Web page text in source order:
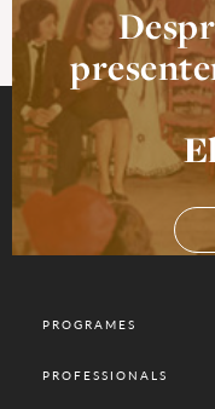
PROGRAMES
PROFESSIONALS